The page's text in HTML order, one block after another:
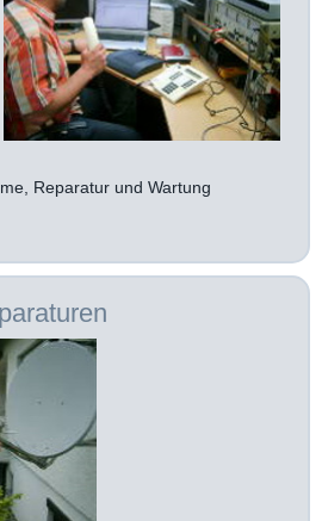
Reparatur und Wartung